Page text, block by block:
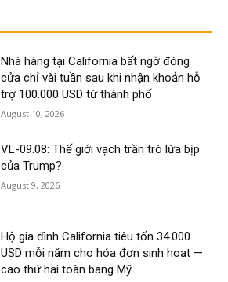
Nhà hàng tại California bất ngờ đóng
cửa chỉ vài tuần sau khi nhận khoản hỗ
trợ 100.000 USD từ thành phố
August 10, 2026
VL-09.08: Thế giới vạch trần trò lừa bịp
của Trump?
August 9, 2026
Hộ gia đình California tiêu tốn 34.000
USD mỗi năm cho hóa đơn sinh hoạt —
cao thứ hai toàn bang Mỹ